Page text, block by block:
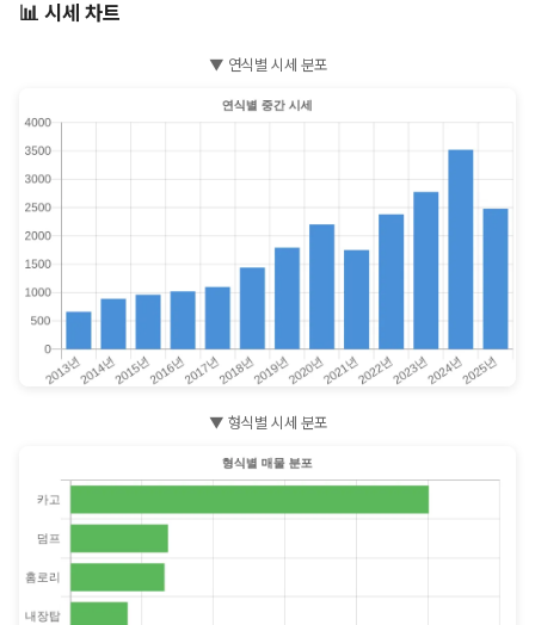
📊 시세 차트
▼ 연식별 시세 분포
▼ 형식별 시세 분포